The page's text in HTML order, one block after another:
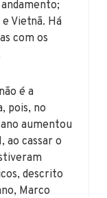
Vietnã. Há
com os
é a
pois, no
aumentou
ao cassar o
descrito
Marco